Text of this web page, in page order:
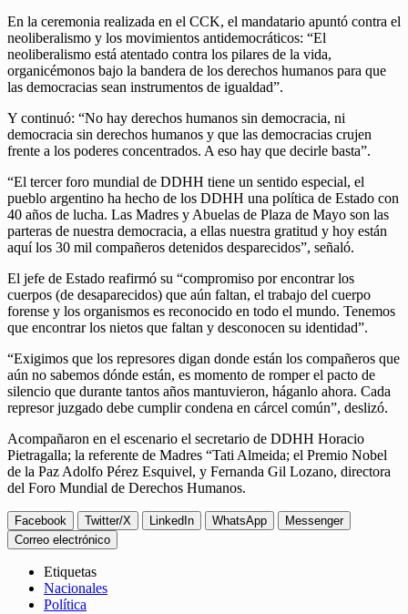
En la ceremonia realizada en el CCK, el mandatario apuntó contra el
neoliberalismo y los movimientos antidemocráticos: “El
neoliberalismo está atentado contra los pilares de la vida,
organicémonos bajo la bandera de los derechos humanos para que
las democracias sean instrumentos de igualdad”.
Y continuó: “No hay derechos humanos sin democracia, ni
democracia sin derechos humanos y que las democracias crujen
frente a los poderes concentrados. A eso hay que decirle basta”.
“El tercer foro mundial de DDHH tiene un sentido especial, el
pueblo argentino ha hecho de los DDHH una política de Estado con
40 años de lucha. Las Madres y Abuelas de Plaza de Mayo son las
parteras de nuestra democracia, a ellas nuestra gratitud y hoy están
aquí los 30 mil compañeros detenidos desparecidos”, señaló.
El jefe de Estado reafirmó su “compromiso por encontrar los
cuerpos (de desaparecidos) que aún faltan, el trabajo del cuerpo
forense y los organismos es reconocido en todo el mundo. Tenemos
que encontrar los nietos que faltan y desconocen su identidad”.
“Exigimos que los represores digan donde están los compañeros que
aún no sabemos dónde están, es momento de romper el pacto de
silencio que durante tantos años mantuvieron, háganlo ahora. Cada
represor juzgado debe cumplir condena en cárcel común”, deslizó.
Acompañaron en el escenario el secretario de DDHH Horacio
Pietragalla; la referente de Madres “Tati Almeida; el Premio Nobel
de la Paz Adolfo Pérez Esquivel, y Fernanda Gil Lozano, directora
del Foro Mundial de Derechos Humanos.
Facebook Twitter/X LinkedIn WhatsApp
Messenger
Correo electrónico
Etiquetas
Nacionales
Política